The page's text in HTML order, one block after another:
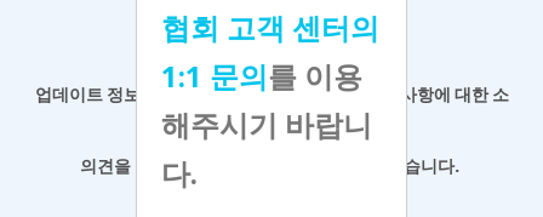
협회 고객 센터의
1:1 문의를 이용
해주시기 바랍니
다.
KEC 전기설계 프로그램
업데이트 정보 등 공지사항 확인과프로그램 개선 사항에 대한 소
통 게시판입니다.
의견을 남겨주시면 최대한 반영하도록 하겠습니다.